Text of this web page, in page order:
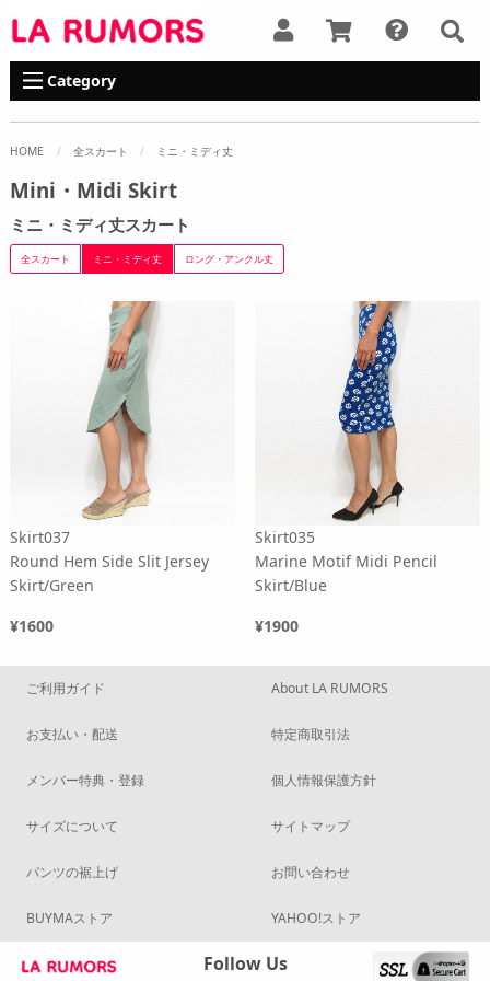
Category
HOME 全スカート ミニ・ミディ丈
Mini・Midi Skirt
ミニ・ミディ丈スカート
全スカート ミニ・ミディ丈 ロング・アンクル丈
Skirt037
Round Hem Side Slit Jersey
Skirt/Green
¥1600
Skirt035
Marine Motif Midi Pencil
Skirt/Blue
¥1900
ご利用ガイド
お支払い・配送
メンバー特典・登録
サイズについて
パンツの裾上げ
BUYMAストア
About LA RUMORS
特定商取引法
個人情報保護方針
サイトマップ
お問い合わせ
YAHOO!ストア
Follow Us